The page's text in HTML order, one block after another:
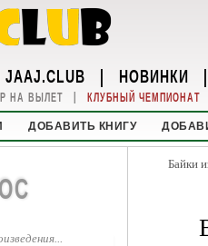
| НОВИНКИ |
НА ВЫЛЕТ | КЛУБНЫЙ ЧЕМПИОНАТ
ДОБАВИТЬ КНИГУ
Байки